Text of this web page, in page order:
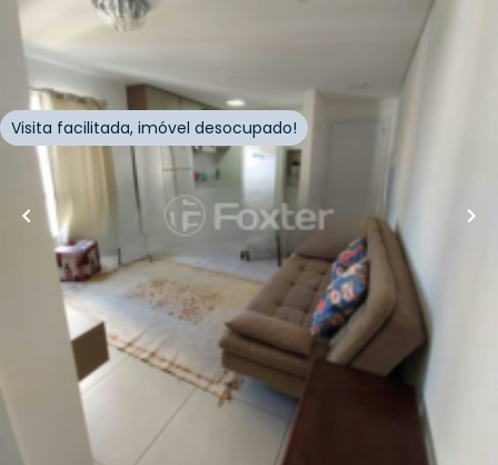
Apartamento • Empreendimento Central, 391 -
Capão Da Canoa/RS
Avenida Central
Capão da Canoa
Visita facilitada, imóvel desocupado!
Cód.293334
Página1 de 3